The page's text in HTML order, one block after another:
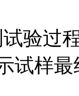
验过
试样